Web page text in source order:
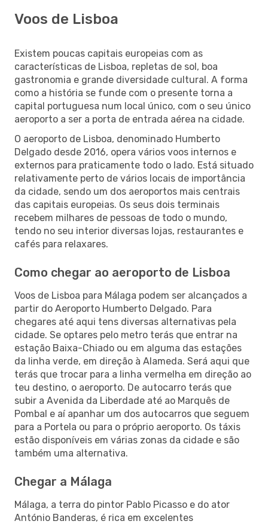
Voos de Lisboa
Existem poucas capitais europeias com as
características de Lisboa, repletas de sol, boa
gastronomia e grande diversidade cultural. A forma
como a história se funde com o presente torna a
capital portuguesa num local único, com o seu único
aeroporto a ser a porta de entrada aérea na cidade.
O aeroporto de Lisboa, denominado Humberto
Delgado desde 2016, opera vários voos internos e
externos para praticamente todo o lado. Está situado
relativamente perto de vários locais de importância
da cidade, sendo um dos aeroportos mais centrais
das capitais europeias. Os seus dois terminais
recebem milhares de pessoas de todo o mundo,
tendo no seu interior diversas lojas, restaurantes e
cafés para relaxares.
Como chegar ao aeroporto de Lisboa
Voos de Lisboa para Málaga podem ser alcançados a
partir do Aeroporto Humberto Delgado. Para
chegares até aqui tens diversas alternativas pela
cidade. Se optares pelo metro terás que entrar na
estação Baixa-Chiado ou em alguma das estações
da linha verde, em direção à Alameda. Será aqui que
terás que trocar para a linha vermelha em direção ao
teu destino, o aeroporto. De autocarro terás que
subir a Avenida da Liberdade até ao Marquês de
Pombal e aí apanhar um dos autocarros que seguem
para a Portela ou para o próprio aeroporto. Os táxis
estão disponíveis em várias zonas da cidade e são
também uma alternativa.
Chegar a Málaga
Málaga, a terra do pintor Pablo Picasso e do ator
António Banderas, é rica em excelentes